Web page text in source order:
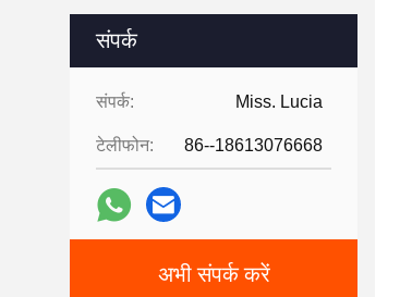
संपर्क
संपर्क: Miss. Lucia
टेलीफोन: 86--18613076668
अभी संपर्क करें